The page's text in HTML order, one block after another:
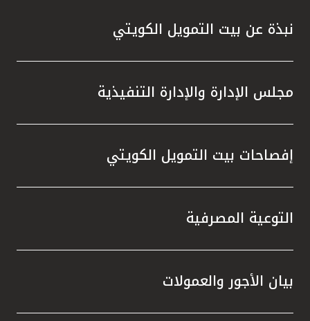
نبذة عن بيت التمويل الكويتي
مجلس الإدارة والإدارة التنفيذية
إفصاحات بيت التمويل الكويتي
التوعية المصرفية
بيان الأجور والعمولات